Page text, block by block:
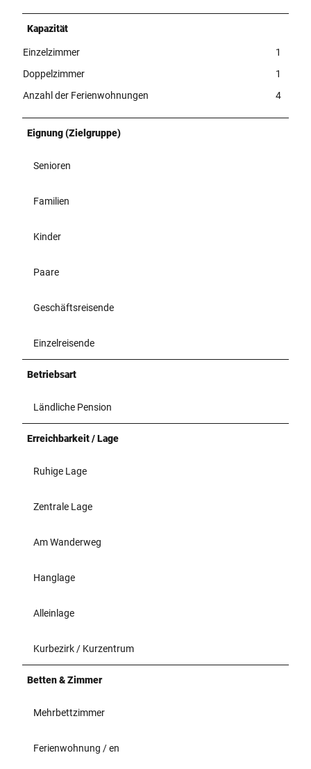
Kapazität
Einzelzimmer
1
Doppelzimmer
1
Anzahl der Ferienwohnungen
4
Eignung (Zielgruppe)
Senioren
Familien
Kinder
Paare
Geschäftsreisende
Einzelreisende
Betriebsart
Ländliche Pension
Erreichbarkeit / Lage
Ruhige Lage
Zentrale Lage
Am Wanderweg
Hanglage
Alleinlage
Kurbezirk / Kurzentrum
Betten & Zimmer
Mehrbettzimmer
Ferienwohnung / en